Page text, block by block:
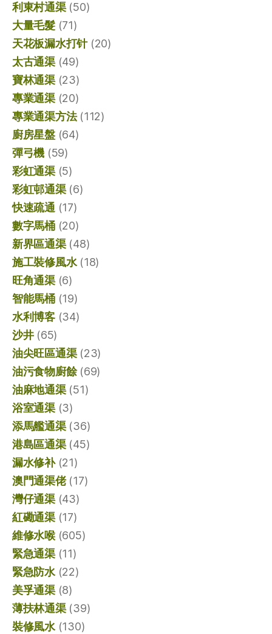
利東村通渠(50)
大量毛髮(71)
天花板漏水打针(20)
太古通渠(49)
寶林通渠(23)
專業通渠(20)
專業通渠方法(112)
廚房星盤(64)
彈弓機 (59)
彩虹通渠(5)
彩虹邨通渠(6)
快速疏通(17)
數字馬桶(20)
新界區通渠(48)
施工裝修風水(18)
旺角通渠(6)
智能馬桶(19)
水利博客(34)
沙井(65)
油尖旺區通渠(23)
油污食物廚餘(69)
油麻地通渠(51)
浴室通渠(3)
添馬艦通渠(36)
港島區通渠(45)
漏水修补(21)
澳門通渠佬(17)
灣仔通渠(43)
紅磡通渠(17)
維修水喉(605)
緊急通渠(11)
緊急防水(22)
美孚通渠(8)
薄扶林通渠(39)
裝修風水(130)